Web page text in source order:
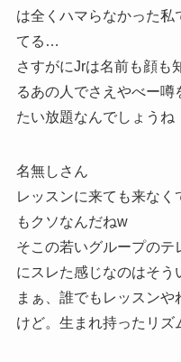
は全くハマらなかった私
てる…
さすがにJrは名前も顔も
るあの人でさえやべー噂
たい放題なんでしょうね
名無しさん
レッスンに来ても来な
もクソなんだねw
そこの若いグループのテ
にスレた感じなのはそう
まぁ、誰でもレッスン
けど。生まれ持ったリズ